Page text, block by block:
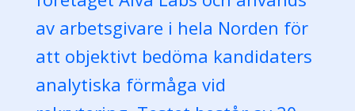
av arbetsgivare i hela Norden för
att objektivt bedöma kandidaters
analytiska förmåga vid